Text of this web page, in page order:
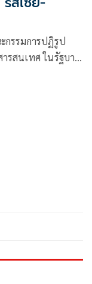
กรรมการปฏิรูป
รสนเทศ ในรัฐบาล